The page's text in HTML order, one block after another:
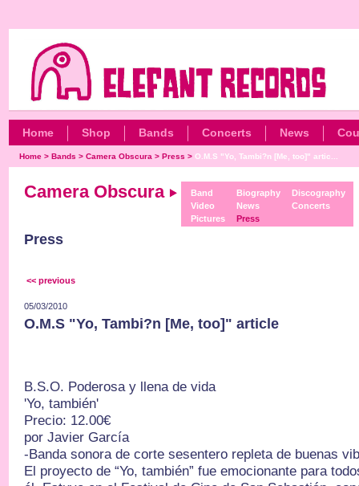
Home Shop Bands Concerts News
Home> Bands > Camera Obscura > Press > O.M.S "Yo, Tambi?n [Me, too]" artic...
Camera Obscura
Band
Video
Pictures
Biography
News
Press
Discography
Concerts
Press
<< previous
05/03/2010
O.M.S "Yo, Tambi?n [Me, too]" article
B.S.O. Poderosa y llena de vida
'Yo, también'
Precio: 12.00€
por Javier García
-Banda sonora de corte sesentero repleta de buenas
El proyecto de “Yo, también” fue emocionante para